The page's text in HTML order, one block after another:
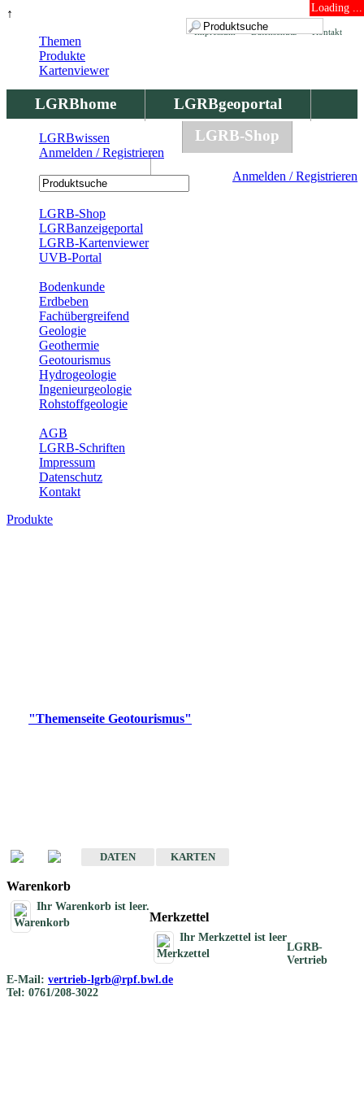
↑ Loading ...
Kontakt
Datenschutz
Impressum
LGRBhome
LGRBgeoportal
LGRBbohrungen
LGRB-Shop
Anmelden / Registrieren
Themen
Produkte
Kartenviewer
LGRBwissen
Anmelden / Registrieren
LGRB-Shop
LGRBanzeigeportal
LGRB-Kartenviewer
UVB-Portal
Bodenkunde
Erdbeben
Fachübergreifend
Geologie
Geothermie
Geotourismus
Hydrogeologie
Ingenieurgeologie
Rohstoffgeologie
AGB
LGRB-Schriften
Impressum
Datenschutz
Kontakt
Produkte
"Themenseite Geotourismus"
DATEN
KARTEN
Warenkorb
Ihr Warenkorb ist leer.
Merkzettel
Ihr Merkzettel ist leer
LGRB-
Vertrieb
E-Mail: vertrieb-lgrb@rpf.bwl.de
Tel: 0761/208-3022